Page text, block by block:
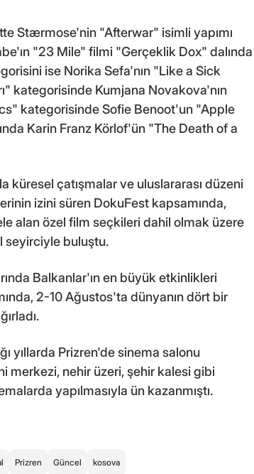
Stærmose'nin "Afterwar" isimli yapımı
"23 Mile" filmi "Gerçeklik Dox" dalında
ise Norika Sefa'nın "Like a Sick
kategorisinde Kumjana Novakova'nın
kategorisinde Sofie Benoot'un "Apple
Karin Franz Körlof'ün "The Death of a
küresel çatışmalar ve uluslararası düzeni
izini süren DokuFest kapsamında,
alan özel film seçkileri dahil olmak üzere
seyirciyle buluştu.
Balkanlar'ın en büyük etkinlikleri
2-10 Ağustos'ta dünyanın dört bir
yıllarda Prizren'de sinema salonu
merkezi, nehir üzeri, şehir kalesi gibi
yapılmasıyla ün kazanmıştı.
Prizren Güncel kosova